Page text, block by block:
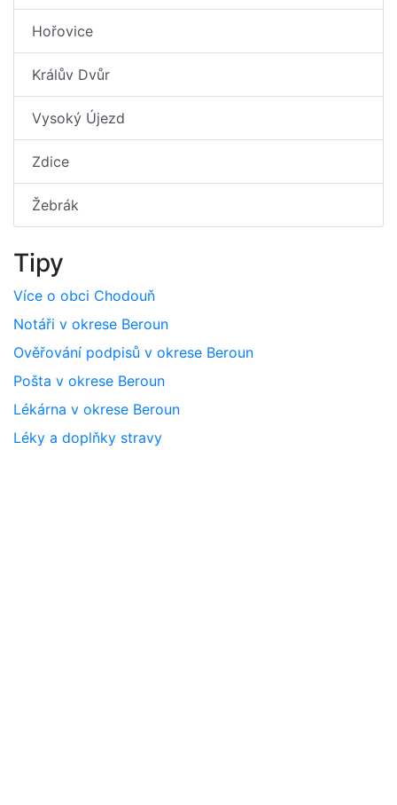
Hořovice
Králův Dvůr
Vysoký Újezd
Zdice
Žebrák
Tipy
Více o obci Chodouň
Notáři v okrese Beroun
Ověřování podpisů v okrese Beroun
Pošta v okrese Beroun
Lékárna v okrese Beroun
Léky a doplňky stravy